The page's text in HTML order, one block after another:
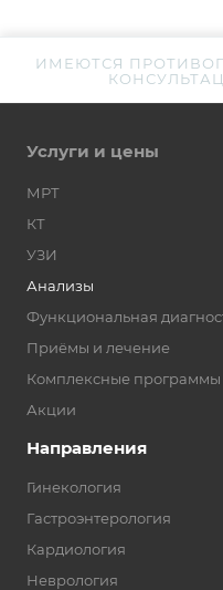
ИМЕЮТСЯ
Услуги и цены
МРТ
КТ
УЗИ
Анализы
Функциональная
Приёмы и лечение
Комплексные программы
Акции
Направления
Гинекология
Гастроэнтерология
Кардиология
Неврология